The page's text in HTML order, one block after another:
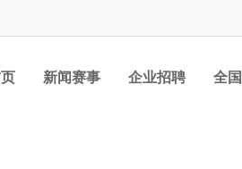
新闻赛事 企业招聘 全